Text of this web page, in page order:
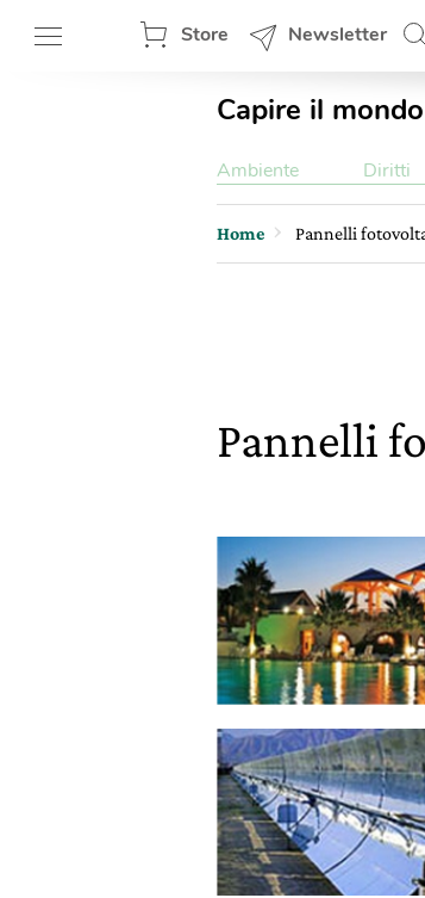
Store Newsletter
Capire il mondo
Ambiente Diritti
Home Pannelli
Pannelli